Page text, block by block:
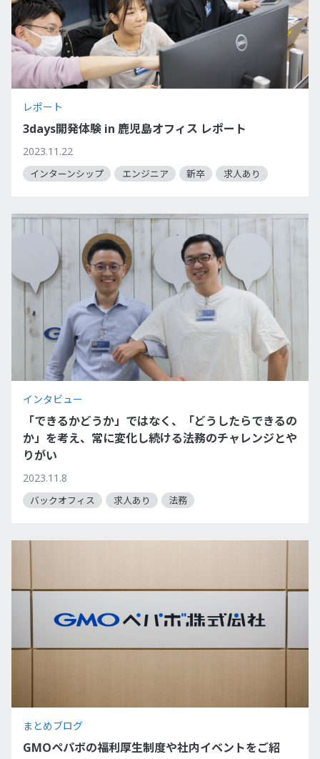
レポート
3days開発体験 in 鹿児島オフィス レポート
2023.11.22
インターンシップ エンジニア 新卒 求人あり
インタビュー
「できるかどうか」ではなく、「どうしたらできるの
か」を考え、常に変化し続ける法務のチャレンジとや
りがい
2023.11.8
バックオフィス 求人あり 法務
まとめブログ
GMOペパボの福利厚生制度や社内イベントをご紹